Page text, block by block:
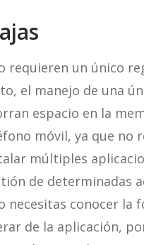
requieren un único
el manejo de una
espacio en la
móvil, ya que no
múltiples
de determinadas
necesitas conocer la
de la aplicación,